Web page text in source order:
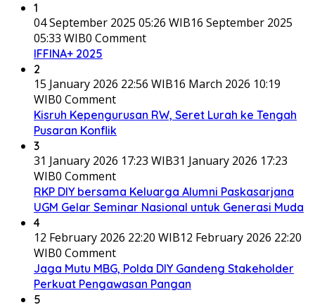
1
04 September 2025 05:26 WIB16 September 2025
05:33 WIB0 Comment
IFFINA+ 2025
2
15 January 2026 22:56 WIB16 March 2026 10:19
WIB0 Comment
Kisruh Kepengurusan RW, Seret Lurah ke Tengah
Pusaran Konflik
3
31 January 2026 17:23 WIB31 January 2026 17:23
WIB0 Comment
RKP DIY bersama Keluarga Alumni Paskasarjana
UGM Gelar Seminar Nasional untuk Generasi Muda
4
12 February 2026 22:20 WIB12 February 2026 22:20
WIB0 Comment
Jaga Mutu MBG, Polda DIY Gandeng Stakeholder
Perkuat Pengawasan Pangan
5